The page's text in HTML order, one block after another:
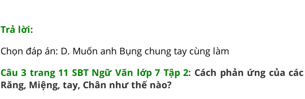
Trả lời:
Chọn đáp án: D. Muốn anh Bụng chung tay cùng làm
Câu 3 trang 11 SBT Ngữ Văn lớp 7 Tập 2: Cách phản ứng của
Răng, Miệng, tay, Chân như thế nào?